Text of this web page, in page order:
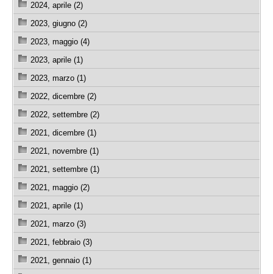
2024, aprile (2)
2023, giugno (2)
2023, maggio (4)
2023, aprile (1)
2023, marzo (1)
2022, dicembre (2)
2022, settembre (2)
2021, dicembre (1)
2021, novembre (1)
2021, settembre (1)
2021, maggio (2)
2021, aprile (1)
2021, marzo (3)
2021, febbraio (3)
2021, gennaio (1)